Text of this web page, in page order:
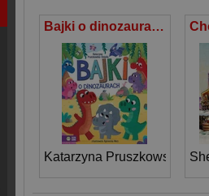
Bajki o dinozaurach
Katarzyna Pruszkowska-